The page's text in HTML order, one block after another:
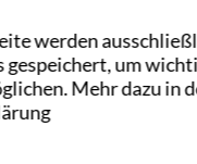
Mo:
16:00
Do:
14:00
oder nach
werden
gespeichert, um
Mehr dazu in